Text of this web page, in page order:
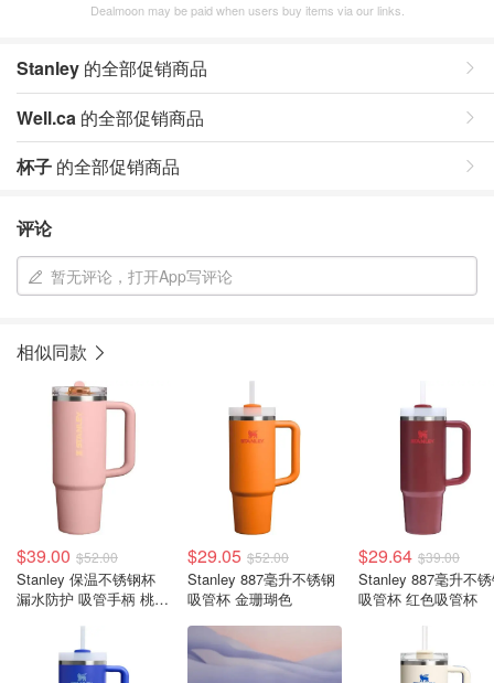
Dealmoon may be paid when users buy items via our links.
Stanley 的全部促销商品
Well.ca 的全部促销商品
杯子 的全部促销商品
评论
暂无评论，打开App写评论
相似同款
$39.00 $52.00
Stanley 保温不锈钢杯
漏水防护 吸管手柄 桃粉
$29.05 $52.00
Stanley 887毫升不锈钢
吸管杯 金珊瑚色
$29.64 $39.00
Stanley 887毫升不
吸管杯 红色吸管杯